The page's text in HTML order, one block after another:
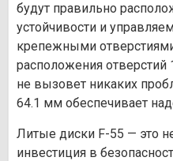
будут правильно
устойчивости и
крепежными
расположения отверстий
не вызовет никаких
64.1 мм обеспечивает
Литые диски F-55 — это
инвестиция в